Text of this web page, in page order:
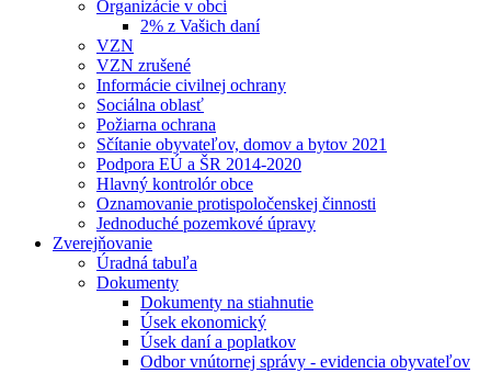
Organizácie v obci
2% z Vašich daní
VZN
VZN zrušené
Informácie civilnej ochrany
Sociálna oblasť
Požiarna ochrana
Sčítanie obyvateľov, domov a bytov 2021
Podpora EÚ a ŠR 2014-2020
Hlavný kontrolór obce
Oznamovanie protispoločenskej činnosti
Jednoduché pozemkové úpravy
Zverejňovanie
Úradná tabuľa
Dokumenty
Dokumenty na stiahnutie
Úsek ekonomický
Úsek daní a poplatkov
Odbor vnútornej správy - evidencia obyvateľov